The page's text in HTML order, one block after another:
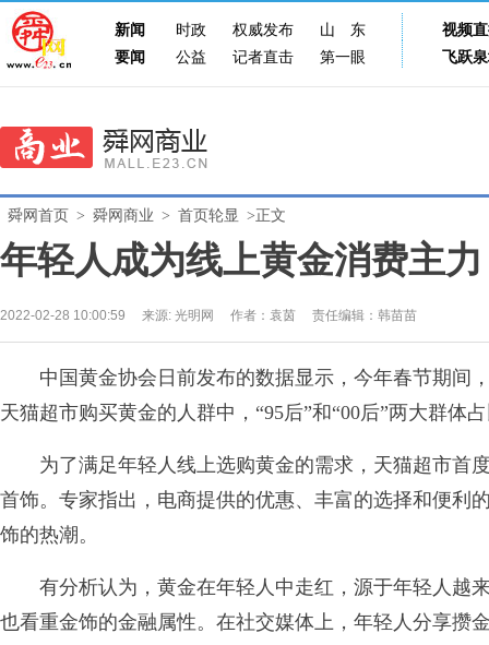
新闻 时政 权威发布 山东
视频
要闻
公益 记者直击 第一眼 飞跃
舜网首页 > 舜网商业 > 首页轮显 >正文
年轻人成为线上黄金消费主力
2022-02-28 10:00:59 来源: 光明网 作者：袁茵 责任编辑：韩苗苗
中国黄金协会日前发布的数据显示，今年春节期间
天猫超市购买黄金的人群中，“95后”和“00后”两大群体
为了满足年轻人线上选购黄金的需求，天猫超市首
首饰。专家指出，电商提供的优惠、丰富的选择和便利
饰的热潮。
有分析认为，黄金在年轻人中走红，源于年轻人越
也看重金饰的金融属性。在社交媒体上，年轻人分享攒